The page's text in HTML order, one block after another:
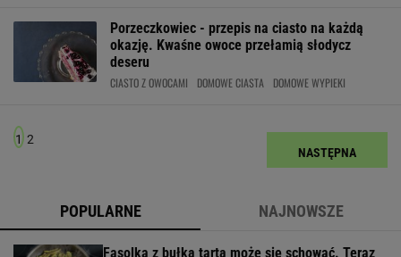
Porzeczkowiec - przepis na ciasto na każdą
okazję. Kwaśne owoce przełamią słodycz
deseru
CIASTO Z OWOCAMI DOMOWE CIASTA DOMOWE WYPIEKI
1 2
NASTĘPNA
POPULARNE NAJNOWSZE
Fasolka z bułką tartą może się schować. Teraz